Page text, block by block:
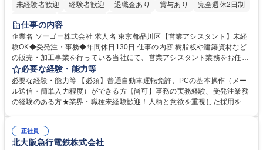
未経験者歓迎
経験者歓迎 退職金あり 賞与あり
完全週休2日制
交通費支給
仕事の内容
企業名 ソーゴー株式会社 求人名 東京都品川区【営業アシスタント】未経
験OK◆受発注・事務◆年間休日130日 仕事の内容 樹脂板や建築資材など
の販売・加工事業を行っている当社にて、営業アシスタント業務をお任せ
いたします。注文対応やWebデータの出力、各所への発注・加工依頼のほ
か、電話・メール対応等の事務業務を担当します。 ■受注・発注業務：FA
Xによる注文対応、Web発注データのプリントアウト、各仕入先・協力会
社への発注および加工依頼等 ■納品書・請求書の作成および発送手配 ■商
当社の指定する業務 募集職種 東京都品川区【営業アシスタント】未経験O
K◆受発注・事務◆年間休日130日
必要な経験・能力等
必要な経験・能力等 【必須】普通自動車運転免許、PCの基本操作（メー
ル送信・簡単入力程度）ができる方【尚可】事務の実務経験、受発注業務
の経験のある方★業界・職種未経験歓迎！人柄と意欲を重視した採用を行
変化に臨機応変かつ柔軟に対応できる方、約束を守り正確に作業を進めら
れる方を求めています。高度なPCスキルや関数知識は一切不要です。丁
正社員
北大阪急行電鉄株式会社